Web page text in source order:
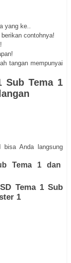
yang ke..
contohnya!
tangan mempunyai
Sub Tema 1
Anda langsung
Tema 1 dan
Tema 1 Sub
1